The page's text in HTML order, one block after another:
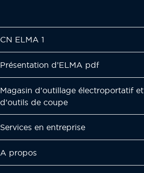
CN ELMA 1
Présentation d’ELMA pdf
Magasin d’outillage électroportatif et
d’outils de coupe
Services en entreprise
A propos